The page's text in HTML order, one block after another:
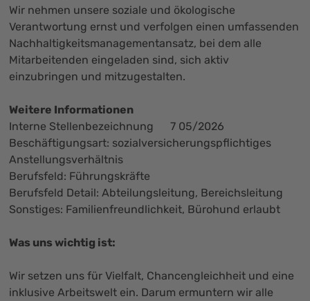
Wir nehmen unsere soziale und ökologische
Verantwortung ernst und verfolgen einen umfassenden
Nachhaltigkeitsmanagementansatz, bei dem alle
Mitarbeitenden eingeladen sind, sich aktiv
einzubringen und mitzugestalten.
Weitere Informationen
Interne Stellenbezeichnung 7 05/2026
Beschäftigungsart: sozialversicherungspflichtiges
Anstellungsverhältnis
Berufsfeld: Führungskräfte
Berufsfeld Detail: Abteilungsleitung, Bereichsleitung
Sonstiges: Familienfreundlichkeit, Bürohund erlaubt
Was uns wichtig ist:
Wir setzen uns für Vielfalt, Chancengleichheit und eine
inklusive Arbeitswelt ein. Darum ermuntern wir alle